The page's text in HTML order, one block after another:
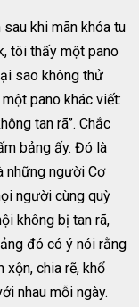
khi mãn khóa tu
tôi thấy một pano
sao không thử
pano khác viết:
tan rã”. Chắc
bảng ấy. Đó là
những người Cơ
người cùng quỳ
không bị tan rã,
đó có ý nói rằng
chia rẽ, khổ
nhau mỗi ngày.